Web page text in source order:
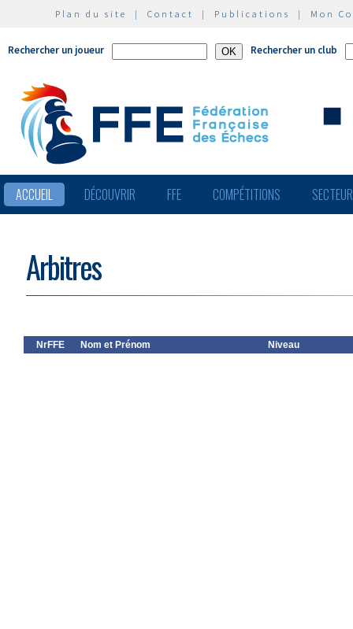
Plan du site | Contact | Publications | Mon
Rechercher un joueur Rechercher un club
ACCUEIL DÉCOUVRIR FFE COMPÉTITIONS
Arbitres
NrFFE Nom et Prénom Niveau